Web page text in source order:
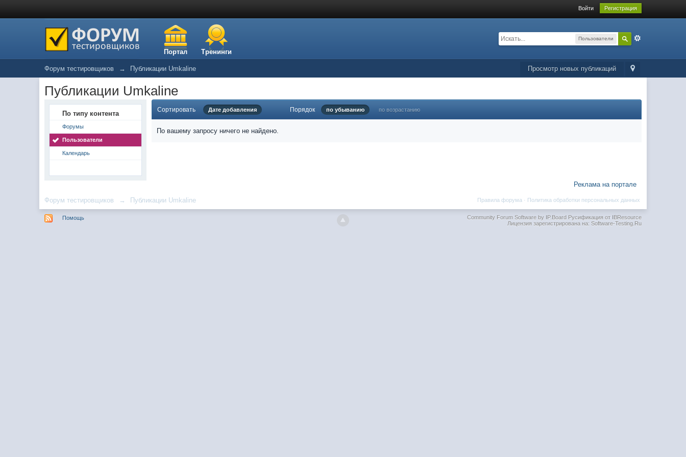
Войти Регистрация
Портал Тренинги
Пользователи
Просмотр новых публикаций
Форум тестировщиков → Публикации Umkaline
Публикации Umkaline
По типу контента
Форумы
Пользователи
Календарь
Сортировать Дате добавления Порядок по убыванию по возрастанию
По вашему запросу ничего не найдено.
Реклама на портале
Форум тестировщиков → Публикации Umkaline Политика обработки персональных данных
Правила форума ·
Помощь Community Forum Software by IP.BoardРусификация от IBResource
Лицензия зарегистрирована на: Software-Testing.Ru